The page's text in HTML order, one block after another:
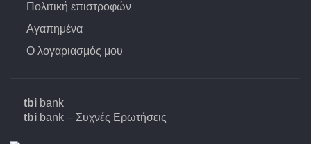
Πολιτική επιστροφών
Αγαπημένα
Ο λογαριασμός μου
tbi bank
tbi bank – Συχνές Ερωτήσεις